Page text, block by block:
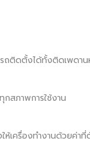
ติดตั้งได้ทั้งติดเพดา
ภาพการใช้งาน
เครื่องทำงานด้วยค่าที่